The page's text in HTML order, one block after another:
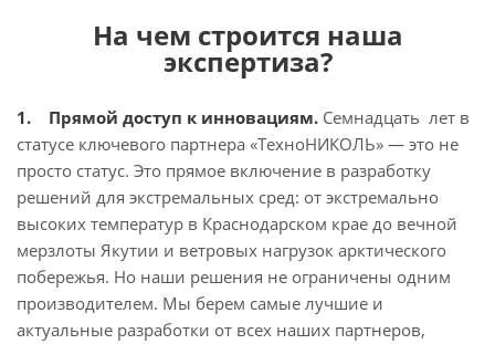
На чем строится наша
экспертиза?
1. Прямой доступ к инновациям. Семнадцать лет в
статусе ключевого партнера «ТехноНИКОЛЬ» — это не
просто статус. Это прямое включение в разработку
решений для экстремальных сред: от экстремально
высоких температур в Краснодарском крае до вечной
мерзлоты Якутии и ветровых нагрузок арктического
побережья. Но наши решения не ограничены одним
производителем. Мы берем самые лучшие и
актуальные разработки от всех наших партнеров,